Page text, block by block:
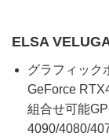
ELSA
グラフィック
GeForce
組合せ可能
4090/4080/